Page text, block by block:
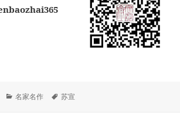
分
名家名作
标
苏宣